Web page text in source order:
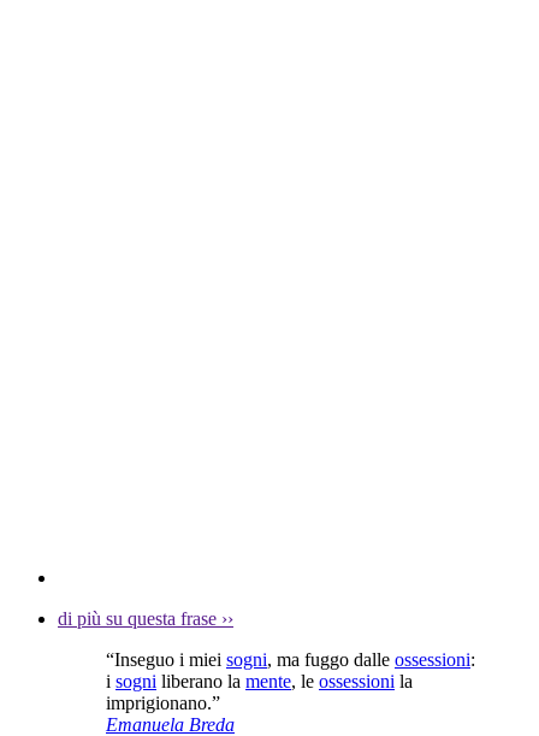
di più su questa frase ››
“Inseguo i miei sogni, ma fuggo dalle ossessioni:
i sogni liberano la mente, le ossessioni la
imprigionano.”
Emanuela Breda